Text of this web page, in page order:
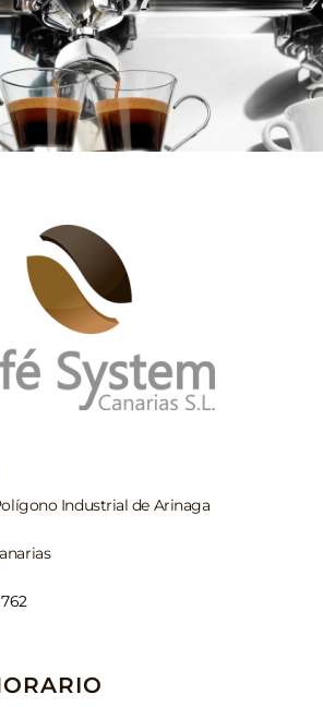
Industrial de Arinaga